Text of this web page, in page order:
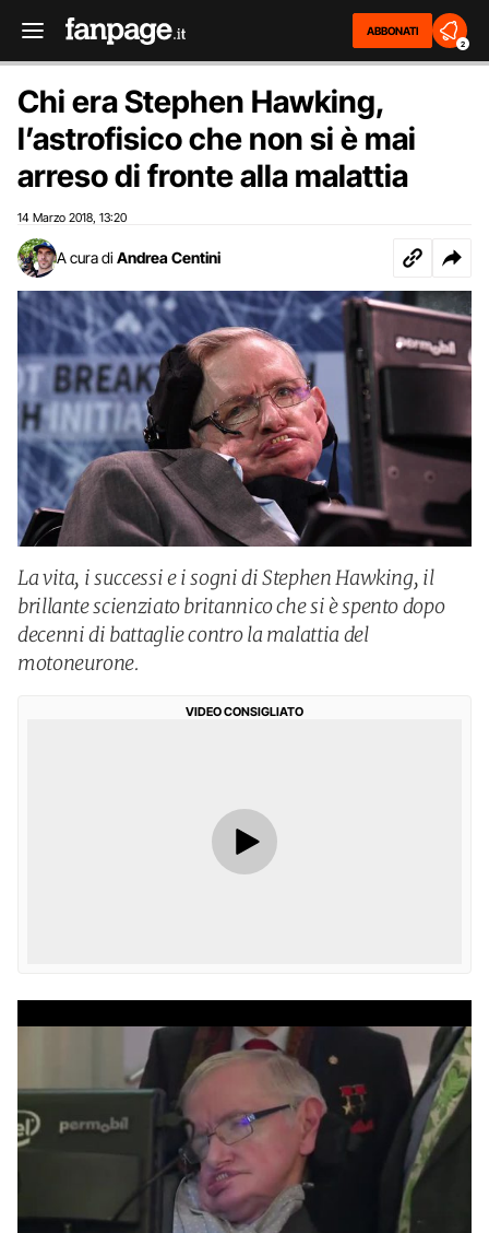
ABBONATI
2
Chi era Stephen Hawking,
l’astrofisico che non si è mai
arreso di fronte alla malattia
14 Marzo 2018 13:20
A cura di Andrea Centini
La vita, i successi e i sogni di Stephen Hawking, il
brillante scienziato britannico che si è spento dopo
decenni di battaglie contro la malattia del
motoneurone.
VIDEO CONSIGLIATO